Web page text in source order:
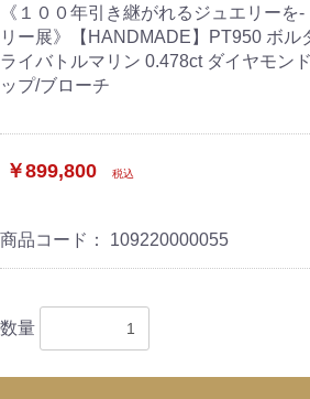
《１００年引き継がれるジュエリー
リー展》【HANDMADE】PT950 ボル
ライバトルマリン 0.478ct ダイヤモン
ップ/ブローチ
￥899,800 税込
商品コード： 109220000055
数量